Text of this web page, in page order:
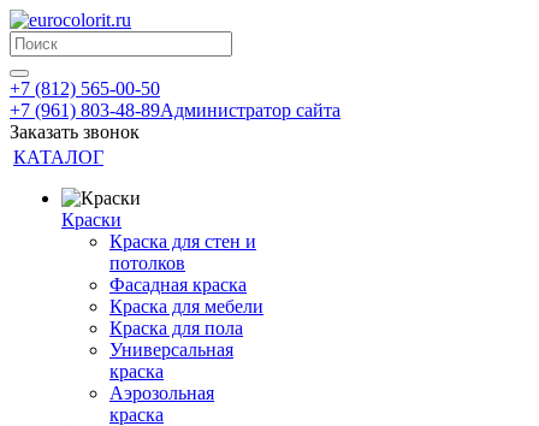
+7 (812) 565-00-50
+7 (961) 803-48-89Администратор сайта
Заказать звонок
КАТАЛОГ
Краски
Краска для стен и
потолков
Фасадная краска
Краска для мебели
Краска для пола
Универсальная
краска
Аэрозольная
краска